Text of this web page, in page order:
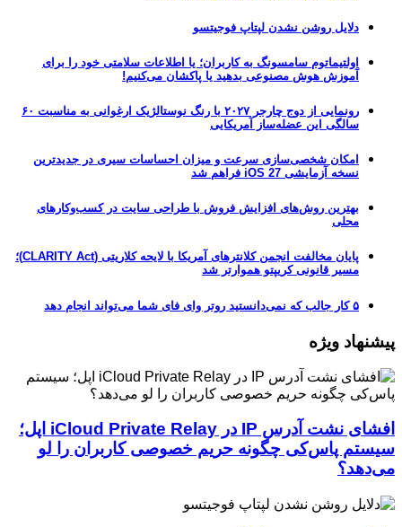
دلایل روشن نشدن لپتاپ فوجیتسو
اولتیماتوم سامسونگ به کاربران؛ یا اطلاعات سلامتی خود را برای
آموزش هوش مصنوعی بدهید یا پاکشان می‌کنیم!
رونمایی از دوج چارجر ۲۰۲۷ با رنگ نوستالژیک ارغوانی به مناسبت ۶۰
سالگی این عضله‌ساز آمریکایی
امکان شخصی‌سازی سرعت و میزان احساسات سیری در جدیدترین
نسخه آزمایشی iOS 27 فراهم شد
بهترین روش‌های افزایش فروش با طراحی سایت در کسب‌وکارهای
محلی
پایان مخالفت انجمن کلانترهای آمریکا با لایحه کلاریتی (CLARITY Act)؛
مسیر قانونی کریپتو هموارتر شد
۵ کار جالب که نمی‌دانستید روتر وای فای شما می‌تواند انجام دهد
پیشنهاد ویژه
افشای نشت آدرس IP در iCloud Private Relay اپل؛
سیستم پاس‌کی چگونه حریم خصوصی کاربران را لو
می‌دهد؟